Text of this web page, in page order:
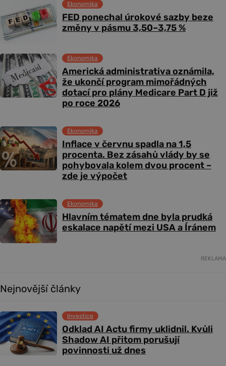
FED ponechal úrokové sazby beze
změny v pásmu 3,50–3,75 %
Ekonomika
Americká administrativa oznámila,
že ukončí program mimořádných
dotací pro plány Medicare Part D již
po roce 2026
Ekonomika
Inflace v červnu spadla na 1,5
procenta. Bez zásahů vlády by se
pohybovala kolem dvou procent –
zde je výpočet
Ekonomika
Hlavním tématem dne byla prudká
eskalace napětí mezi USA a Íránem
Ekonomika
REKLAMA
Nejnovější články
Odklad AI Actu firmy uklidnil. Kvůli
Shadow AI přitom porušují
povinnosti už dnes
Investice